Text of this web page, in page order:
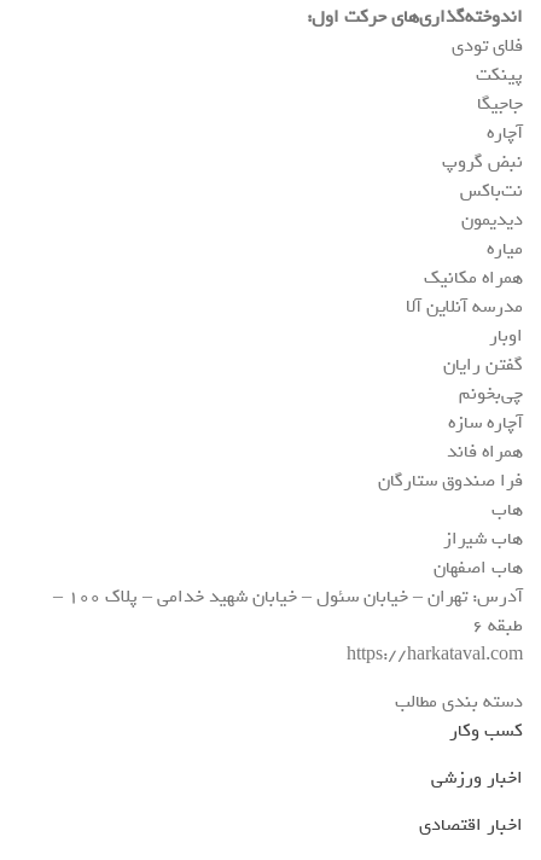
اندوخته‌گذاری‌ها‌ی حرکت اول:
فلای تودی
پینکت
جاجیگا
آچاره
نبض گروپ
نت‌باکس
دیدیمون
میاره
همراه مکانیک
مدرسه آنلاین آلا
اوبار
گفتن رایان
چی‌بخونم
آچاره سازه
همراه فاند
فرا صندوق ستارگان
هاب
هاب شیراز
هاب اصفهان
آدرس: تهران – خیابان سئول – خیابان شهید خدامی – پلاک ۱۰۰ –
طبقه ۶
https://harkataval.com
دسته بندی مطالب
کسب وکار
اخبار ورزشی
اخبار اقتصادی